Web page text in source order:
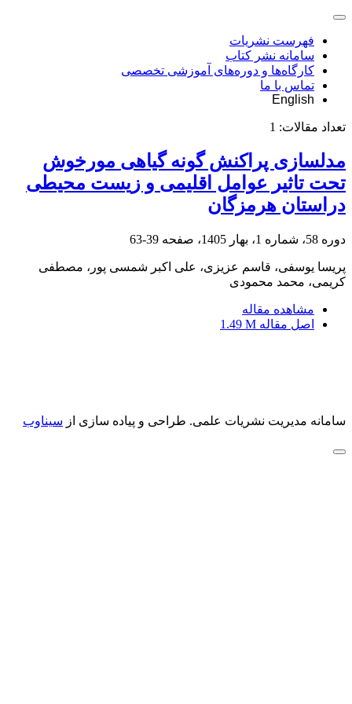
فهرست نشریات
سامانه نشر کتاب
کارگاه‌ها و دوره‌های آموزشی تخصصی
تماس با ما
English
تعداد مقالات: 1
مدلسازی پراکنش گونه گیاهی مورخوش
تحت تاثیر عوامل اقلیمی و زیست محیطی
دراستان هرمزگان
دوره 58، شماره 1، بهار 1405، صفحه 39-63
پریسا یوسفی، قاسم عزیزی، علی اکبر شمسی پور، مصطفی
کریمی، محمد محمودی
مشاهده مقاله
اصل مقاله 1.49 M
سامانه مدیریت نشریات علمی. طراحی و پیاده سازی از سیناوب